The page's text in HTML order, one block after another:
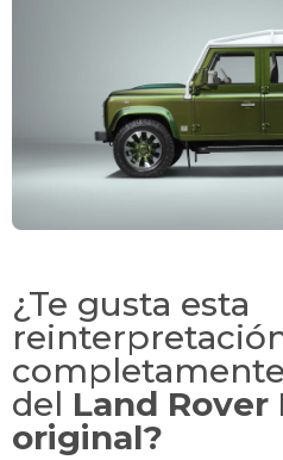
¿Te gusta esta
del Land
original?